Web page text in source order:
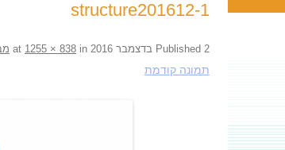
structure201612-1
Published 2 בדצמבר 2016 1255 × 838 in
תמונה קודמת